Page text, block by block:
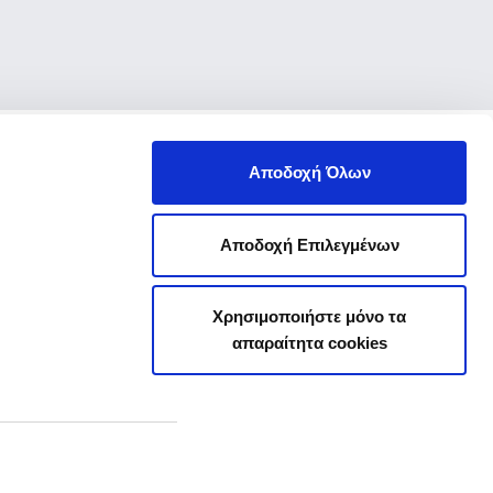
Αποδοχή Όλων
Αποδοχή Επιλεγμένων
Χρησιμοποιήστε μόνο τα
απαραίτητα cookies